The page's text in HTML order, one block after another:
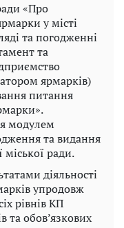
«Про
у місті
та погодженні
та
ярмарків)
питання
модулем
та видання
міської ради.
діяльності
упродовж
рівнів КП
та обов’язкових